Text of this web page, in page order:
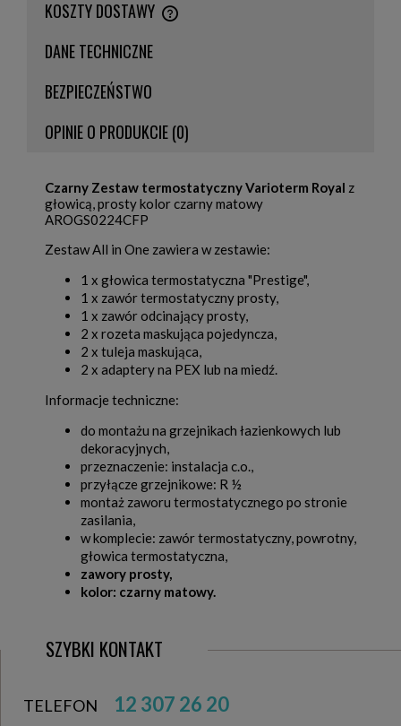
KOSZTY DOSTAWY
CENA NIE ZAWIERA EWENTUALNYCH KOSZTÓW PŁATNOŚCI
DANE TECHNICZNE
BEZPIECZEŃSTWO
OPINIE O PRODUKCIE (0)
Czarny Zestaw termostatyczny Varioterm Royal z
głowicą, prosty kolor czarny matowy
AROGS0224CFP
Zestaw All in One zawiera w zestawie:
1 x głowica termostatyczna "Prestige",
1 x zawór termostatyczny prosty,
1 x zawór odcinający prosty,
2 x rozeta maskująca pojedyncza,
2 x tuleja maskująca,
2 x adaptery na PEX lub na miedź.
Informacje techniczne:
do montażu na grzejnikach łazienkowych lub
dekoracyjnych,
przeznaczenie: instalacja c.o.,
przyłącze grzejnikowe: R ½
montaż zaworu termostatycznego po stronie
zasilania,
w komplecie: zawór termostatyczny, powrotny,
głowica termostatyczna,
zawory prosty,
kolor: czarny matowy.
SZYBKI KONTAKT
TELEFON 12 307 26 20